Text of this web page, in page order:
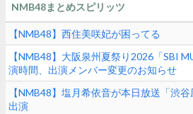
NMB48まとめスピリッツ
【NMB48】西住美咲妃が困ってる
【NMB48】大阪泉州夏祭り2026「SBI
演時間、出演メンバー変更のお知らせ
【NMB48】塩月希依音が本日放送「渋
出演